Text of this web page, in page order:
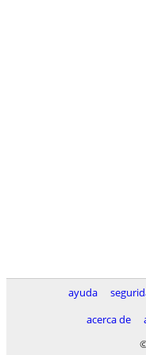
ayuda
acerca de